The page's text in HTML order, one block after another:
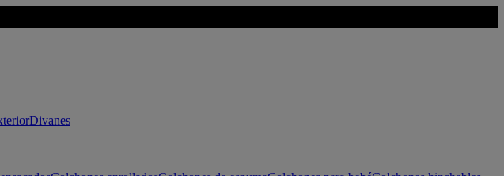
Divanes